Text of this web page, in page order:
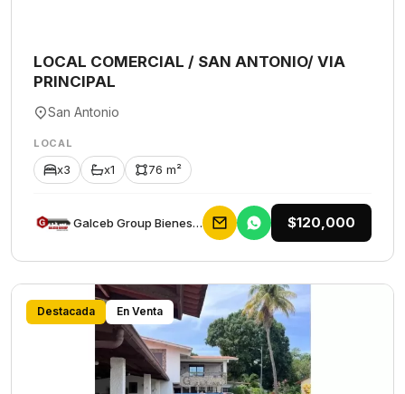
LOCAL COMERCIAL / SAN ANTONIO/ VIA
PRINCIPAL
San Antonio
LOCAL
x3 x1 76 m²
Galceb Group Bienes Raices $120,000
Destacada En Venta